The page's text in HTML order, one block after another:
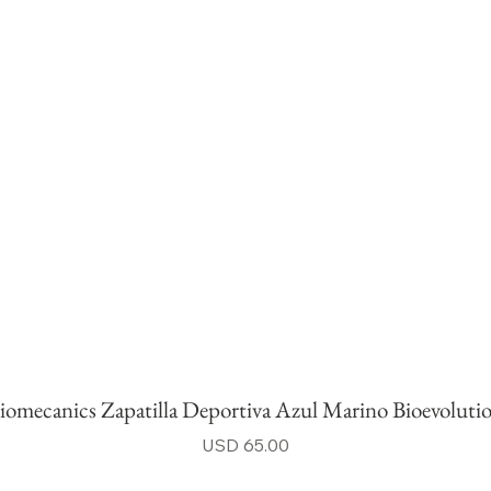
Zapatilla Deportiva Azul Marino
Precio
USD 65.00